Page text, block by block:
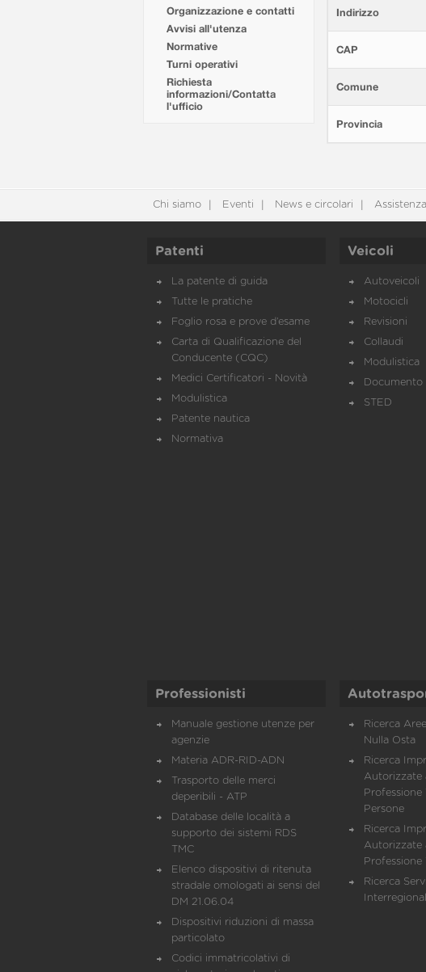
Organizzazione e contatti
Avvisi all'utenza
Normative
Turni operativi
Richiesta
informazioni/Contatta
l'ufficio
Indirizzo
CAP
Comune
Provincia
Chi siamo Eventi News e circolari Assistenza
Patenti
La patente di guida
Tutte le pratiche
Foglio rosa e prove d’esame
Carta di Qualificazione del
Conducente (CQC)
Medici Certificatori - Novità
Modulistica
Patente nautica
Normativa
Veicoli
Autoveicoli
Motocicli
Revisioni
Collaudi
Modulistica
Documento
STED
Professionisti
Manuale gestione utenze per
agenzie
Materia ADR-RID-ADN
Trasporto delle merci
deperibili - ATP
Database delle località a
supporto dei sistemi RDS
TMC
Elenco dispositivi di ritenuta
stradale omologati ai sensi del
DM 21.06.04
Dispositivi riduzioni di massa
particolato
Codici immatricolativi di
Ricerca
Nulla Osta
Ricerca
Autorizzate
Professione
Persone
Ricerca
Autorizzate
Professione
Ricerca